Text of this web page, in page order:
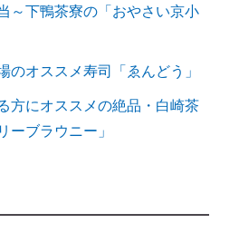
と部屋の波動が上がる♪
れず、必要な情報を受け取
尿と便を分ければ臭わな
～下鴨茶寮の「おやさい京小
のオススメ寿司「ゑんどう」
方にオススメの絶品・白崎茶
ーブラウニー」